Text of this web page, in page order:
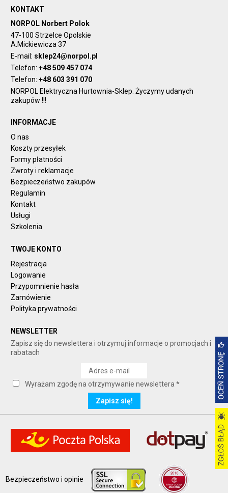
KONTAKT
NORPOL Norbert Polok
47-100 Strzelce Opolskie
A.Mickiewicza 37
E-mail: sklep24@norpol.pl
Telefon:+48 509 457 074
Telefon:+48 603 391 070
NORPOL Elektryczna Hurtownia-Sklep. Życzymy udanych
zakupów !!!
INFORMACJE
O nas
Koszty przesyłek
Formy płatności
Zwroty i reklamacje
Bezpieczeństwo zakupów
Regulamin
Kontakt
Usługi
Szkolenia
TWOJE KONTO
Rejestracja
Logowanie
Przypomnienie hasła
Zamówienie
Polityka prywatności
NEWSLETTER
Zapisz się do newslettera i otrzymuj informacje o promocjach i
rabatach
Wyrażam zgodę na otrzymywanie newslettera *
Bezpieczeństwo i opinie